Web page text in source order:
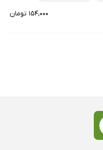
۱۵۴,۰۰۰ تومان